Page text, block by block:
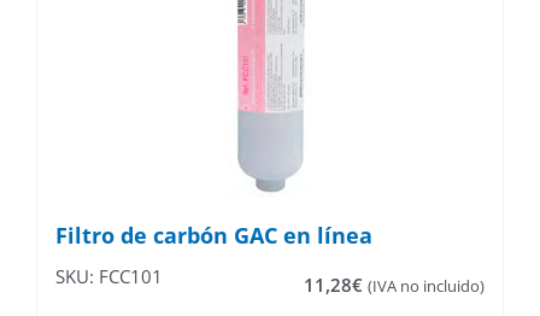
Filtro de carbón GAC en línea
SKU: FCC101 11,28€ (IVA no incluido)